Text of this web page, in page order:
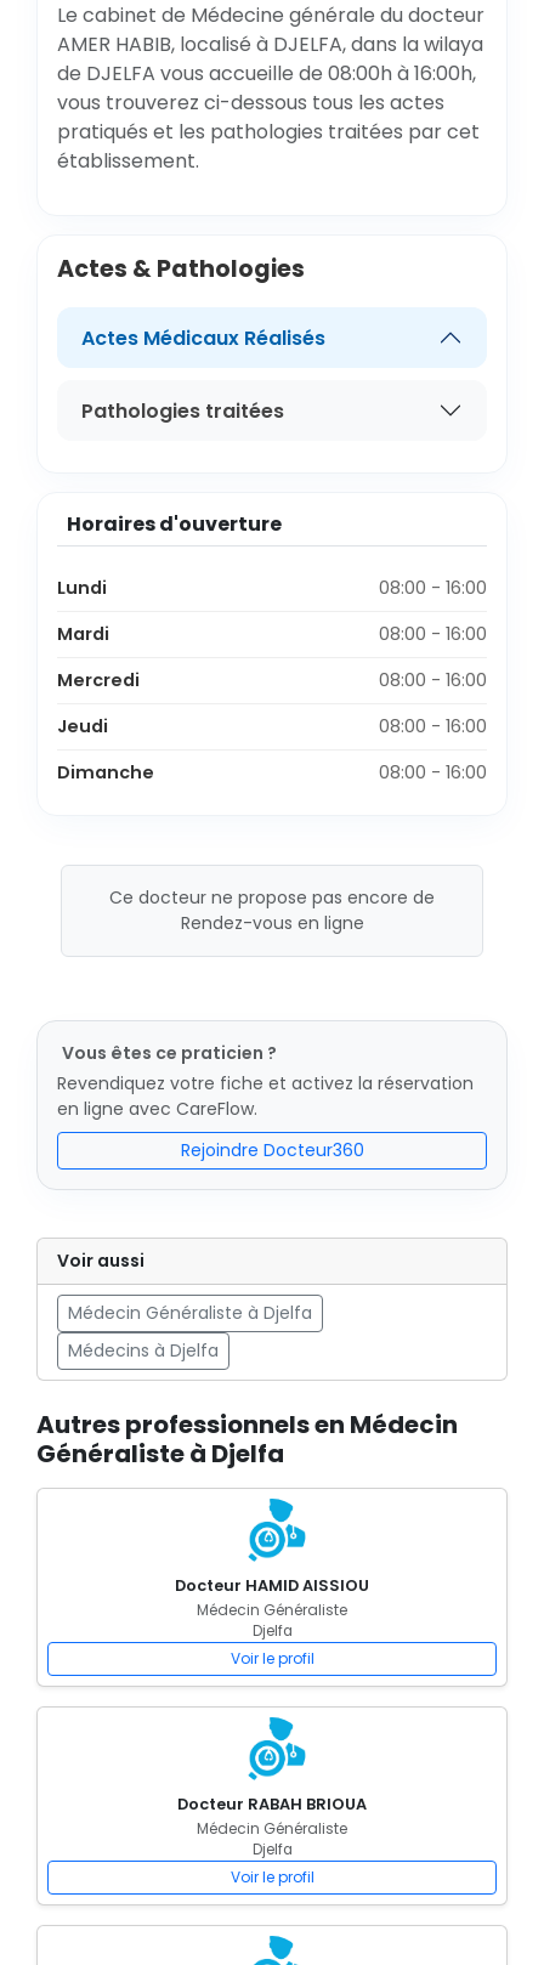
Le cabinet de Médecine générale du docteur
AMER HABIB, localisé à DJELFA, dans la wilaya
de DJELFA vous accueille de 08:00h à 16:00h,
vous trouverez ci-dessous tous les actes
pratiqués et les pathologies traitées par cet
établissement.
Actes & Pathologies
Actes Médicaux Réalisés
Pathologies traitées
Horaires d'ouverture
Lundi
08:00 - 16:00
Mardi
08:00 - 16:00
Mercredi
08:00 - 16:00
Jeudi
08:00 - 16:00
Dimanche
08:00 - 16:00
Ce docteur ne propose pas encore de
Rendez-vous en ligne
Vous êtes ce praticien ?
Revendiquez votre fiche et activez la réservation
en ligne avec CareFlow.
Rejoindre Docteur360
Voir aussi
Médecin Généraliste à Djelfa
Médecins à Djelfa
Autres professionnels en Médecin
Généraliste à Djelfa
Docteur HAMID AISSIOU
Médecin Généraliste
Djelfa
Voir le profil
Docteur RABAH BRIOUA
Médecin Généraliste
Djelfa
Voir le profil